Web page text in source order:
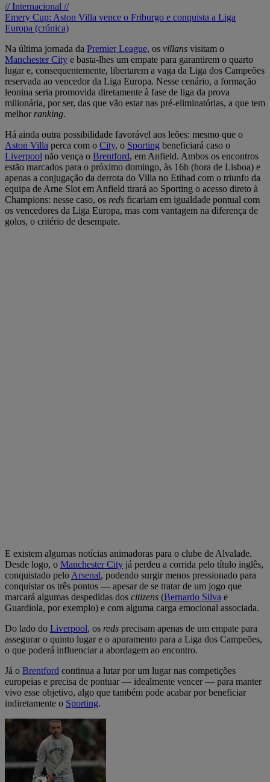
// Internacional //
Emery Cup: Aston Villa vence o Friburgo e conquista a Liga
Europa (crónica)
Na última jornada da Premier League, os villans visitam o
Manchester City e basta-lhes um empate para garantirem o quarto
lugar e, consequentemente, libertarem a vaga da Liga dos Campeões
reservada ao vencedor da Liga Europa. Nesse cenário, a formação
leonina seria promovida diretamente à fase de liga da prova
milionária, por ser, das que vão estar nas pré-eliminatórias, a que tem
melhor ranking.
Há ainda outra possibilidade favorável aos leões: mesmo que o
Aston Villa perca com o City, o Sporting beneficiará caso o
Liverpool não vença o Brentford, em Anfield. Ambos os encontros
estão marcados para o próximo domingo, às 16h (hora de Lisboa) e
apenas a conjugação da derrota do Villa no Etihad com o triunfo da
equipa de Arne Slot em Anfield tirará ao Sporting o acesso direto à
Champions: nesse caso, os reds ficariam em igualdade pontual com
os vencedores da Liga Europa, mas com vantagem na diferença de
golos, o critério de desempate.
E existem algumas notícias animadoras para o clube de Alvalade.
Desde logo, o Manchester City já perdeu a corrida pelo título inglês,
conquistado pelo Arsenal, podendo surgir menos pressionado para
conquistar os três pontos — apesar de se tratar de um jogo que
marcará algumas despedidas dos citizens (Bernardo Silva e
Guardiola, por exemplo) e com alguma carga emocional associada.
Do lado do Liverpool, os reds precisam apenas de um empate para
assegurar o quinto lugar e o apuramento para a Liga dos Campeões,
o que poderá influenciar a abordagem ao encontro.
Já o Brentford continua a lutar por um lugar nas competições
europeias e precisa de pontuar — idealmente vencer — para manter
vivo esse objetivo, algo que também pode acabar por beneficiar
indiretamente o Sporting.